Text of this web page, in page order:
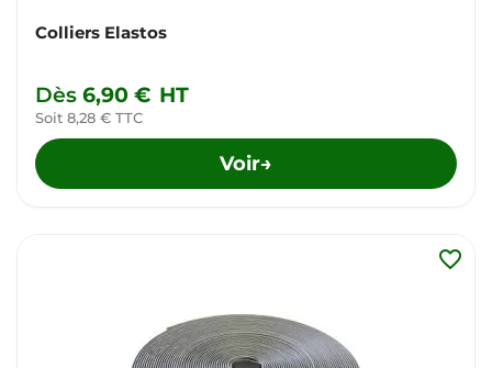
Colliers Elastos
Dès 6,90 € HT
Soit 8,28 € TTC
Voir→
favorite_border